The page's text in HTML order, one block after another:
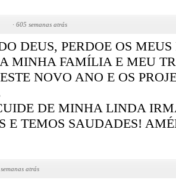
· 605 semanas atrás
DEUS, PERDOE OS MEUS
MINHA FAMÍLIA E MEU
NOVO ANO E OS
DE MINHA LINDA
E TEMOS SAUDADES!
atrás